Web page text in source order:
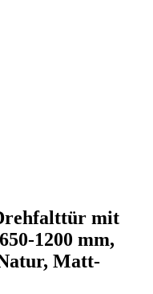
mit
1200 mm,
Matt-